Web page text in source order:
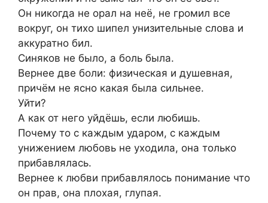
Он никогда не орал на неё, не громил все
вокруг, он тихо шипел унизительные слова и
аккуратно бил.
Синяков не было, а боль была.
Вернее две боли: физическая и душевная,
причём не ясно какая была сильнее.
Уйти?
А как от него уйдёшь, если любишь.
Почему то с каждым ударом, с каждым
унижением любовь не уходила, она только
прибавлялась.
Вернее к любви прибавлялось понимание что
он прав, она плохая, глупая.